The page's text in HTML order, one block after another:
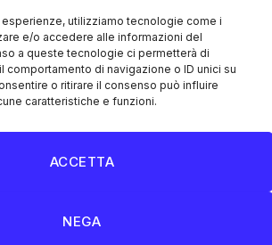
utilizziamo tecnologie come i
e/o accedere alle informazioni del
a queste tecnologie ci permetterà di
comportamento di navigazione o ID unici su
o ritirare il consenso può influire
caratteristiche e funzioni.
ACCETTA
NEGA
FacebookInstagram